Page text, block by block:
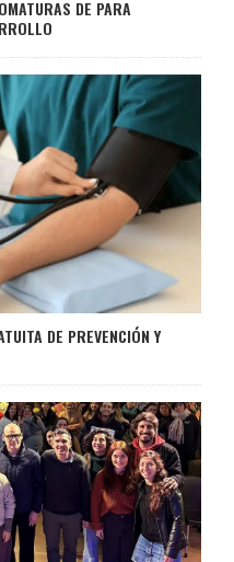
DE PARA
DE PREVENCIÓN Y